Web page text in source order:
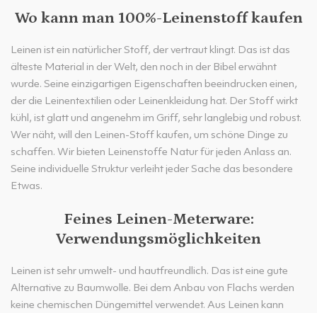
Wo kann man 100%-Leinenstoff kaufen
Leinen ist ein natürlicher Stoff, der vertraut klingt. Das ist das
älteste Material in der Welt, den noch in der Bibel erwähnt
wurde. Seine einzigartigen Eigenschaften beeindrucken einen,
der die Leinentextilien oder Leinenkleidung hat. Der Stoff wirkt
kühl, ist glatt und angenehm im Griff, sehr langlebig und robust.
Wer näht, will den Leinen-Stoff kaufen, um schöne Dinge zu
schaffen. Wir bieten Leinenstoffe Natur für jeden Anlass an.
Seine individuelle Struktur verleiht jeder Sache das besondere
Etwas.
Feines Leinen-Meterware:
Verwendungsmöglichkeiten
Leinen ist sehr umwelt- und hautfreundlich. Das ist eine gute
Alternative zu Baumwolle. Bei dem Anbau von Flachs werden
keine chemischen Düngemittel verwendet. Aus Leinen kann